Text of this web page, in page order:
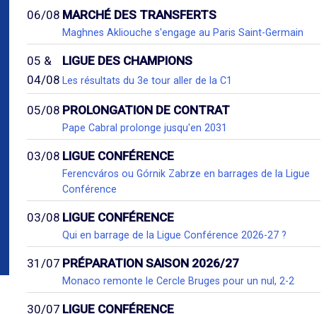
06/08 MARCHÉ DES TRANSFERTS
Maghnes Akliouche s'engage au Paris Saint-Germain
05 &
04/08
LIGUE DES CHAMPIONS
Les résultats du 3e tour aller de la C1
05/08 PROLONGATION DE CONTRAT
Pape Cabral prolonge jusqu'en 2031
03/08 LIGUE CONFÉRENCE
Ferencváros ou Górnik Zabrze en barrages de la Ligue
Conférence
03/08 LIGUE CONFÉRENCE
Qui en barrage de la Ligue Conférence 2026-27 ?
31/07 PRÉPARATION SAISON 2026/27
Monaco remonte le Cercle Bruges pour un nul, 2-2
30/07 LIGUE CONFÉRENCE